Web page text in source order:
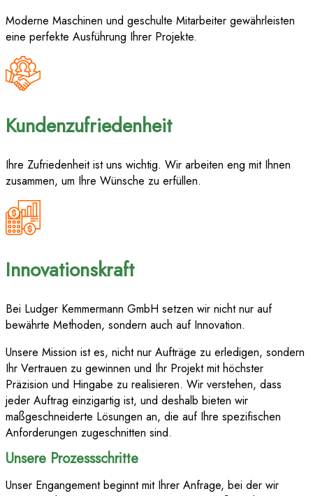
Moderne Maschinen und geschulte Mitarbeiter gewährleisten
eine perfekte Ausführung Ihrer Projekte.
Kundenzufriedenheit
Ihre Zufriedenheit ist uns wichtig. Wir arbeiten eng mit Ihnen
zusammen, um Ihre Wünsche zu erfüllen.
Innovationskraft
Bei Ludger Kemmermann GmbH setzen wir nicht nur auf
bewährte Methoden, sondern auch auf Innovation.
Unsere Mission ist es, nicht nur Aufträge zu erledigen, sondern
Ihr Vertrauen zu gewinnen und Ihr Projekt mit höchster
Präzision und Hingabe zu realisieren. Wir verstehen, dass
jeder Auftrag einzigartig ist, und deshalb bieten wir
maßgeschneiderte Lösungen an, die auf Ihre spezifischen
Anforderungen zugeschnitten sind.
Unsere Prozessschritte
Unser Engangement beginnt mit Ihrer Anfrage, bei der wir